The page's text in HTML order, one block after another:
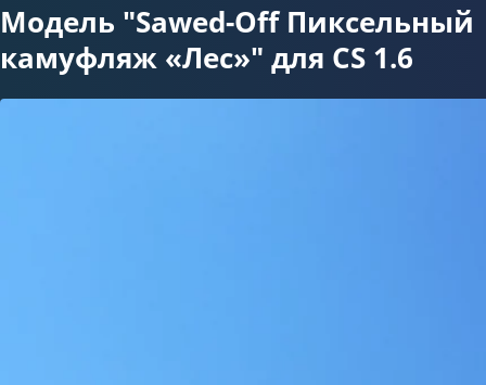
Модель "Sawed-Off Пиксельный
камуфляж «Лес»" для CS 1.6